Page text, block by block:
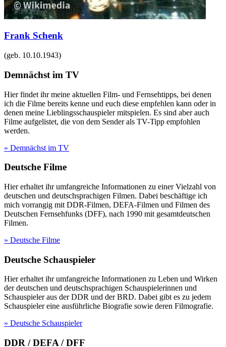
Frank Schenk
(geb. 10.10.1943)
Demnächst im TV
Hier findet ihr meine aktuellen Film- und Fernsehtipps, bei denen
ich die Filme bereits kenne und euch diese empfehlen kann oder in
denen meine Lieblingsschauspieler mitspielen. Es sind aber auch
Filme aufgelistet, die von dem Sender als TV-Tipp empfohlen
werden.
» Demnächst im TV
Deutsche Filme
Hier erhaltet ihr umfangreiche Informationen zu einer Vielzahl von
deutschen und deutschsprachigen Filmen. Dabei beschäftige ich
mich vorrangig mit DDR-Filmen, DEFA-Filmen und Filmen des
Deutschen Fernsehfunks (DFF), nach 1990 mit gesamtdeutschen
Filmen.
» Deutsche Filme
Deutsche Schauspieler
Hier erhaltet ihr umfangreiche Informationen zu Leben und Wirken
der deutschen und deutschsprachigen Schauspielerinnen und
Schauspieler aus der DDR und der BRD. Dabei gibt es zu jedem
Schauspieler eine ausführliche Biografie sowie deren Filmografie.
» Deutsche Schauspieler
DDR / DEFA / DFF